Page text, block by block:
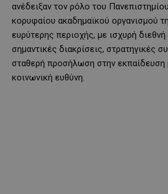
ανέδειξαν τον ρόλο του
κορυφαίου ακαδημαϊκού οργανισμού
ευρύτερης περιοχής, με ισχυρή
σημαντικές διακρίσεις, στρατηγικές
σταθερή προσήλωση στην εκπαίδευση
κοινωνική ευθύνη.